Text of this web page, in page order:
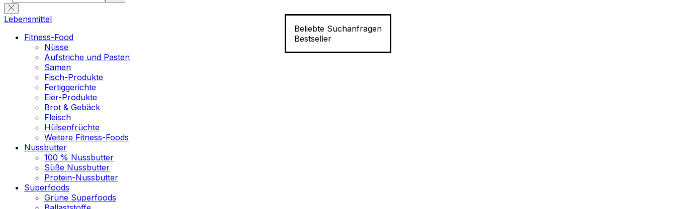
Beliebte Suchanfragen
Bestseller
Lebensmittel
Fitness-Food
Nüsse
Aufstriche und Pasten
Samen
Fisch-Produkte
Fertiggerichte
Eier-Produkte
Brot & Gebäck
Fleisch
Hülsenfrüchte
Weitere Fitness-Foods
Nussbutter
100 % Nussbutter
Süße Nussbutter
Protein-Nussbutter
Superfoods
Grüne Superfoods